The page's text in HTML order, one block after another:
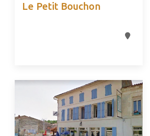
Le Petit Bouchon